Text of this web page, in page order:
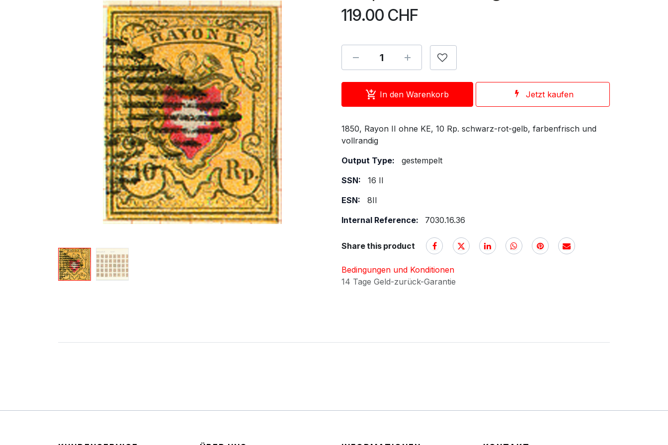
119.00 CHF
In den Warenkorb Jetzt kaufen
1850, Rayon II ohne KE, 10 Rp. schwarz-rot-gelb, farbenfrisch und
vollrandig
Output Type:
gestempelt
SSN:
16 II
ESN:
8II
Internal Reference:
7030.16.36
Share this product
Bedingungen und Konditionen
14 Tage Geld-zurück-Garantie